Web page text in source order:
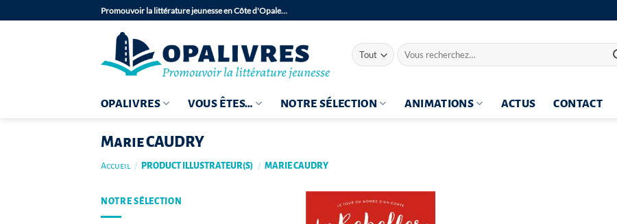
au
Promouvoir la littérature jeunesse en Côte d'Opale…
Recherche
pour :
OPALIVRES VOUS ÊTES… NOTRE SÉLECTION ANIMATIONS ACTUS CONTACT
Marie CAUDRY
Accueil / PRODUCT ILLUSTRATEUR(S) / MARIE CAUDRY
NOTRE SÉLECTION